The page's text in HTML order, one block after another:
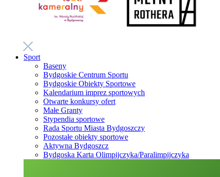
Sport
Baseny
Bydgoskie Centrum Sportu
Bydgoskie Obiekty Sportowe
Kalendarium imprez sportowych
Otwarte konkursy ofert
Małe Granty
Stypendia sportowe
Rada Sportu Miasta Bydgoszczy
Pozostałe obiekty sportowe
Aktywna Bydgoszcz
Bydgoska Karta Olimpijczyka/Paralimpijczyka